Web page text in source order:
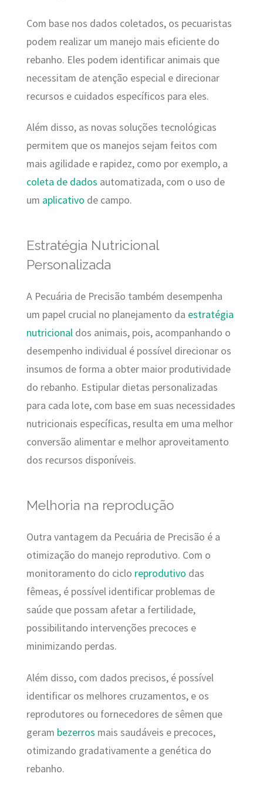
Com base nos dados coletados, os pecuaristas
podem realizar um manejo mais eficiente do
rebanho. Eles podem identificar animais que
necessitam de atenção especial e direcionar
recursos e cuidados específicos para eles.
Além disso, as novas soluções tecnológicas
permitem que os manejos sejam feitos com
mais agilidade e rapidez, como por exemplo, a
coleta de dados automatizada, com o uso de
um aplicativo de campo.
Estratégia Nutricional
Personalizada
A Pecuária de Precisão também desempenha
um papel crucial no planejamento da estratégia
nutricionaldos animais, pois, acompanhando o
desempenho individual é possível direcionar os
insumos de forma a obter maior produtividade
do rebanho. Estipular dietas personalizadas
para cada lote, com base em suas necessidades
nutricionais específicas, resulta em uma melhor
conversão alimentar e melhor aproveitamento
dos recursos disponíveis.
Melhoria na reprodução
Outra vantagem da Pecuária de Precisão é a
otimização do manejo reprodutivo. Com o
monitoramento do ciclo reprodutivo das
fêmeas, é possível identificar problemas de
saúde que possam afetar a fertilidade,
possibilitando intervenções precoces e
minimizando perdas.
Além disso, com dados precisos, é possível
identificar os melhores cruzamentos, e os
reprodutores ou fornecedores de sêmen que
geram bezerros mais saudáveis e precoces,
otimizando gradativamente a genética do
rebanho.